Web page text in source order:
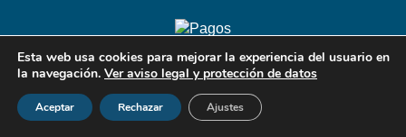
Esta web usa cookies para mejorar la experiencia del usuario en
la navegación. Ver aviso legal y protección de datos
Aceptar Rechazar Ajustes